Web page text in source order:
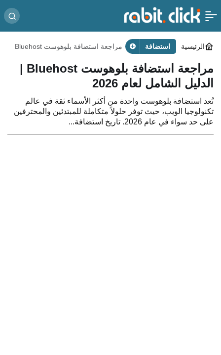
الرئيسية استضافة
مراجعة استضافة بلوهوست Bluehost
مراجعة استضافة بلوهوست Bluehost |
الدليل الشامل لعام 2026
تُعد استضافة بلوهوست واحدة من أكثر الأسماء ثقة في عالم
تكنولوجيا الويب، حيث توفر حلولاً متكاملة للمبتدئين والمحترفين
على حد سواء في عام 2026. تاريخ استضافة...